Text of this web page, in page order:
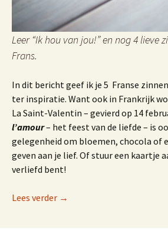
Leer “Ik hou van jou!” en nog 4 lieve
Frans.
In dit bericht geef ik je 5 Franse
ter inspiratie. Want ook in Frankrijk
La Saint-Valentin – gevierd op 14
l’amour– het feest van de liefde – is
gelegenheid om bloemen, chocola of
geven aan je lief. Of stuur een kaartje
verliefd bent!
Lees verder Valentijnsdag in het Frans
→